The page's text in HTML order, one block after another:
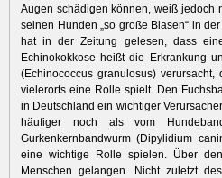
Augen schädigen können, weiß jedoch
seinen Hunden „so große Blasen“ in
hat in der Zeitung gelesen, dass
Echinokokkose heißt die Erkrankung
(Echinococcus granulosus)
vielerorts eine Rolle spielt. Den
in Deutschland ein wichtiger
häufiger noch als vom
Gurkenkernbandwurm (Dipylidium
eine wichtige Rolle spielen. Über
Menschen gelangen. Nicht zuletzt